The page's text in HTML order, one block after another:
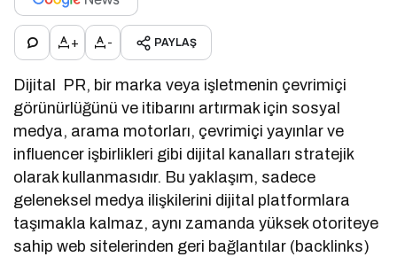
+ - PAYLAŞ
Dijital PR, bir marka veya işletmenin çevrimiçi
görünürlüğünü ve itibarını artırmak için sosyal
medya, arama motorları, çevrimiçi yayınlar ve
influencer işbirlikleri gibi dijital kanalları stratejik
olarak kullanmasıdır. Bu yaklaşım, sadece
geleneksel medya ilişkilerini dijital platformlara
taşımakla kalmaz, aynı zamanda yüksek otoriteye
sahip web sitelerinden geri bağlantılar (backlinks)